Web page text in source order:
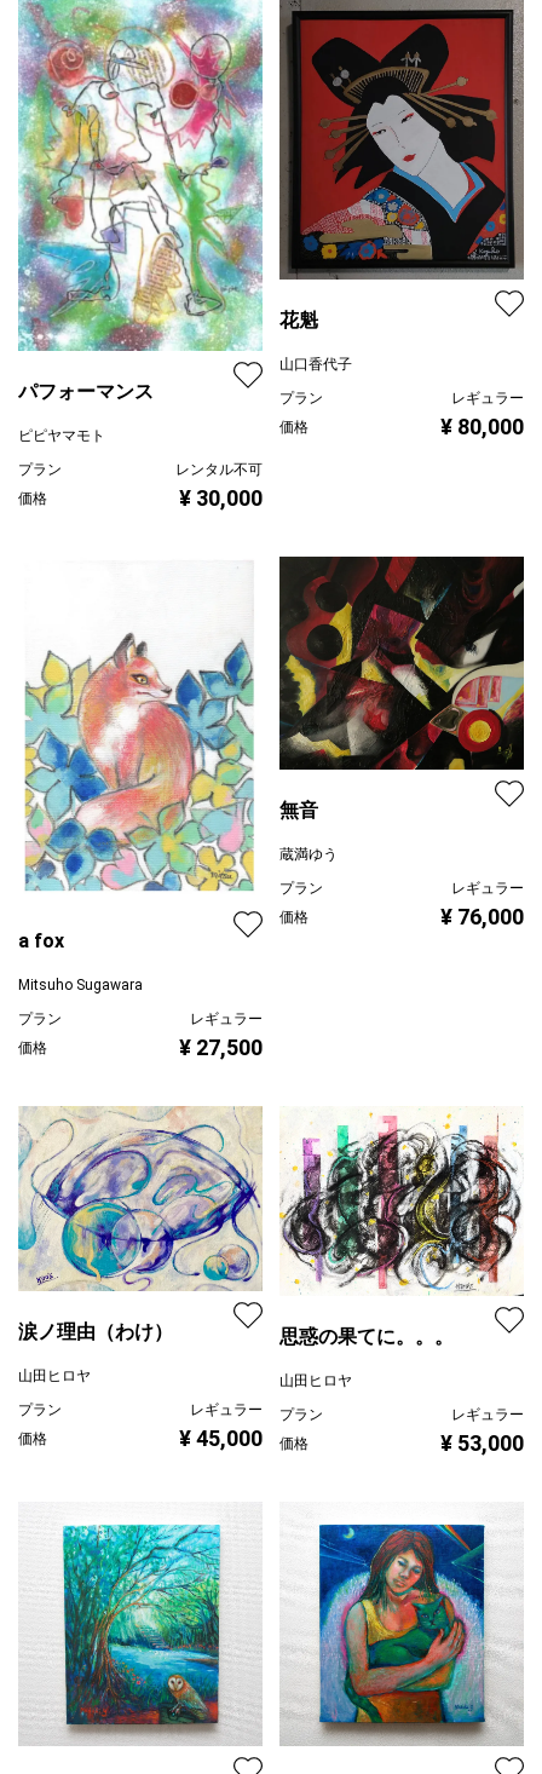
パフォーマンス
ピピヤマモト
プラン
レンタル不可
価格
¥ 30,000
花魁
山口香代子
プラン
レギュラー
価格
¥ 80,000
a fox
Mitsuho Sugawara
プラン
レギュラー
価格
¥ 27,500
無音
蔵満ゆう
プラン
レギュラー
価格
¥ 76,000
涙ノ理由（わけ）
山田ヒロヤ
プラン
レギュラー
価格
¥ 45,000
思惑の果てに。。。
山田ヒロヤ
プラン
レギュラー
価格
¥ 53,000